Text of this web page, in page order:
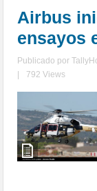
Airbus
ensayos
Publicado por
792 Views